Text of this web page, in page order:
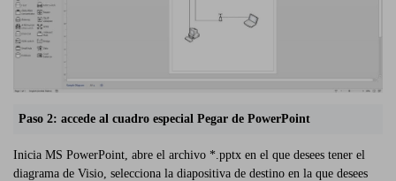
Paso 2: accede al cuadro especial Pegar de PowerPoint
Inicia MS PowerPoint, abre el archivo *.pptx en el que desees tener el
diagrama de Visio, selecciona la diapositiva de destino en la que desees